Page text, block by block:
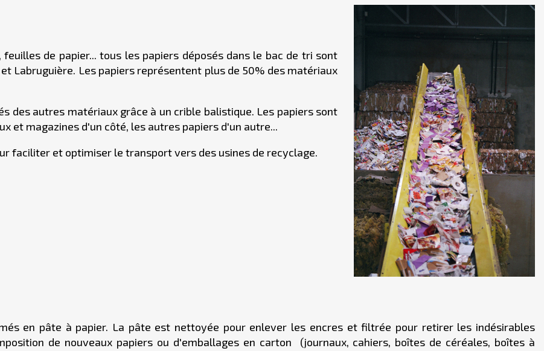
de papier... tous les papiers déposés dans le bac de tri sont
Labruguière. Les papiers représentent plus de 50% des matériaux
des autres matériaux grâce à un crible balistique. Les papiers sont
et magazines d'un côté, les autres papiers d'un autre...
faciliter et optimiser le transport vers des usines de recyclage.
en pâte à papier. La pâte est nettoyée pour enlever les encres et filtrée pour retirer les indésirables
de nouveaux papiers ou d'emballages en carton (journaux, cahiers, boîtes de céréales, boîtes à